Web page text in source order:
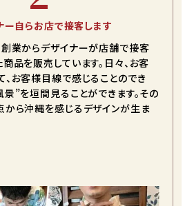
ー自らお店で接客します
創業からデザイナーが店舗で接客
品を販売しています。日々、お客
お客様目線で感じることのでき
”を垣間見ることができます。その
から沖縄を感じるデザインが生ま